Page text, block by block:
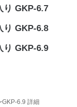
り GKP-6.7
り GKP-6.8
り GKP-6.9
6.9 詳細